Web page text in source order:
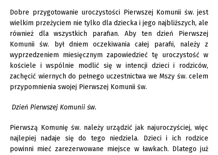
Dobre przygotowanie uroczystości Pierwszej Komunii św. jest
wielkim przeżyciem nie tylko dla dziecka i jego najbliższych, ale
również dla wszystkich parafian. Aby ten dzień Pierwszej
Komunii św. był dniem oczekiwania całej parafii, należy z
wyprzedzeniem miesięcznym zapowiedzieć tę uroczystość w
kościele i wspólnie modlić się w intencji dzieci i rodziców,
zachęcić wiernych do pełnego uczestnictwa we Mszy św. celem
przypomnienia swojej Pierwszej Komunii św.
Dzień Pierwszej Komunii św.
Pierwszą Komunię św. należy urządzić jak najuroczyściej, więc
najlepiej nadaje się do tego niedziela. Dzieci i ich rodzice
powinni mieć zarezerwowane miejsce w ławkach. Dlatego już